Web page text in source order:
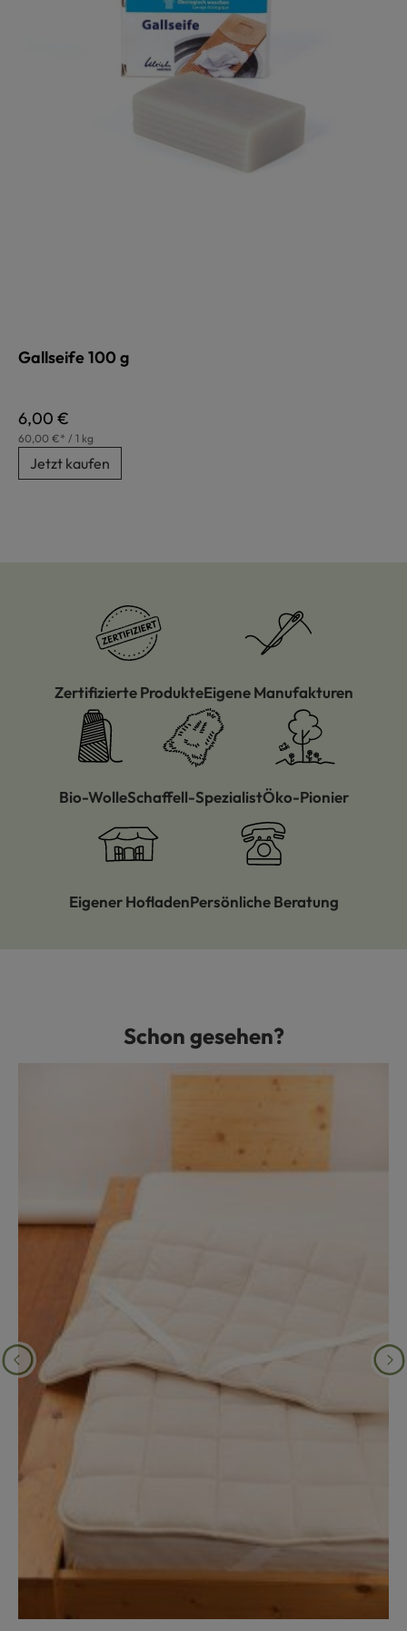
Gallseife 100 g
Regulärer Preis:
6,00 €
60,00 €* / 1 kg
Jetzt kaufen
Zertifizierte ProdukteEigene Manufakturen
Bio-WolleSchaffell-SpezialistÖko-Pionier
Eigener HofladenPersönliche Beratung
Produktgalerie überspringenSchon gesehen?